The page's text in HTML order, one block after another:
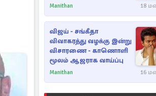
Manithan 18
விஜய் - சங்கீதா
விவாகரத்து வழக்கு இன்று
விசாரணை - காணொளி
மூலம் ஆஜராக வாய்ப்பு
Manithan 16